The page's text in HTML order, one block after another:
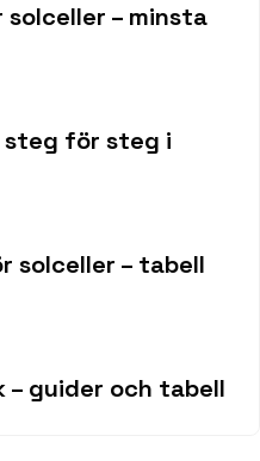
– minsta
steg för steg i
solceller – tabell
guider och tabell